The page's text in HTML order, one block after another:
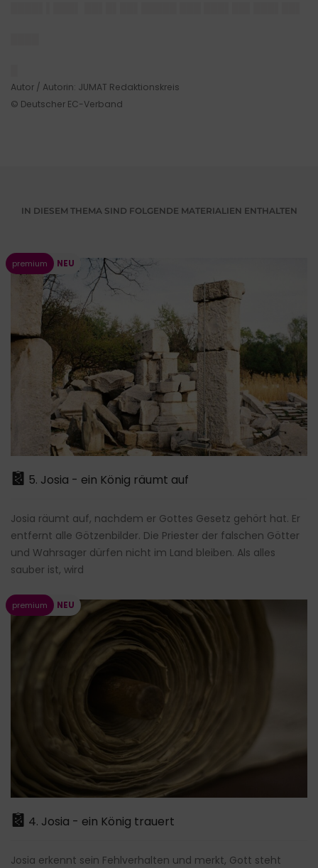
Autor / Autorin: JUMAT Redaktionskreis
© Deutscher EC-Verband
IN DIESEM THEMA SIND FOLGENDE MATERIALIEN ENTHALTEN
5. Josia - ein König räumt auf
Josia räumt auf, nachdem er Gottes Gesetz gehört hat. Er
entfernt alle Götzenbilder. Die Priester der falschen Götter
und Wahrsager dürfen nicht im Land bleiben. Als alles
sauber ist, wird
4. Josia - ein König trauert
Josia erkennt sein Fehlverhalten und merkt, Gott steht